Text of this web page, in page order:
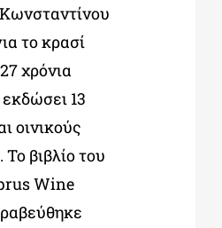
το κρασί
χρόνια
13
οινικούς
βιβλίο του
Wine